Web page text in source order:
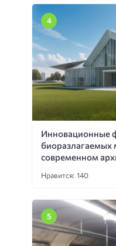
Инновационные
биоразлагаемых
современном
Нравится: 140